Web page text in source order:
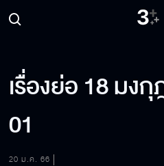
เรื่องย่อ 18 มง
01
20 ม.ค. 66